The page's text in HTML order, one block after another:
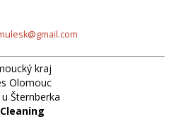
kraj
Olomouc
Šternberka